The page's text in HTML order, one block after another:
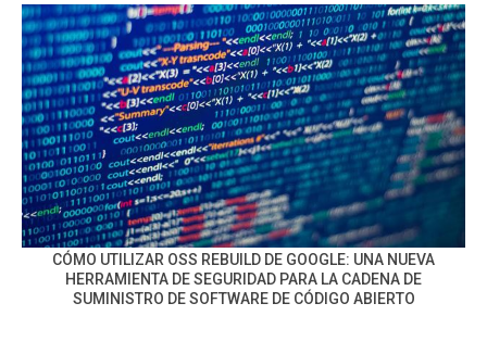
CÓMO UTILIZAR OSS REBUILD DE GOOGLE: UNA NUEVA
HERRAMIENTA DE SEGURIDAD PARA LA CADENA DE
SUMINISTRO DE SOFTWARE DE CÓDIGO ABIERTO